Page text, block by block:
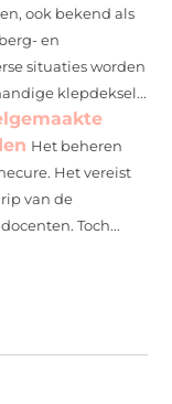
ook bekend als
en
situaties worden
klepdeksel...
Het beheren
Het vereist
van de
Toch...